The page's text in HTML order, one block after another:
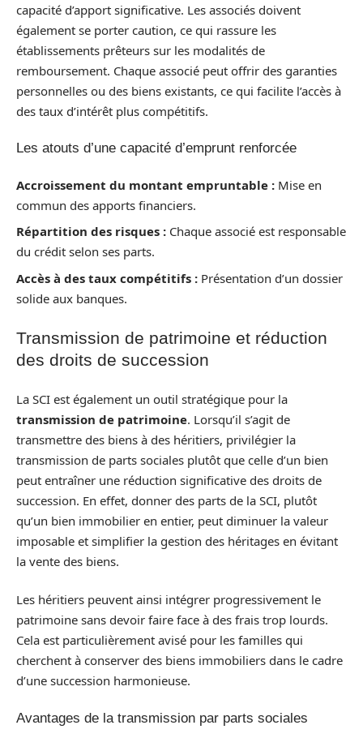
capacité d’apport significative. Les associés doivent
également se porter caution, ce qui rassure les
établissements prêteurs sur les modalités de
remboursement. Chaque associé peut offrir des garanties
personnelles ou des biens existants, ce qui facilite l’accès à
des taux d’intérêt plus compétitifs.
Les atouts d’une capacité d’emprunt renforcée
Accroissement du montant empruntable : Mise en
commun des apports financiers.
Répartition des risques : Chaque associé est responsable
du crédit selon ses parts.
Accès à des taux compétitifs : Présentation d’un dossier
solide aux banques.
Transmission de patrimoine et réduction
des droits de succession
La SCI est également un outil stratégique pour la
transmission de patrimoine. Lorsqu’il s’agit de
transmettre des biens à des héritiers, privilégier la
transmission de parts sociales plutôt que celle d’un bien
peut entraîner une réduction significative des droits de
succession. En effet, donner des parts de la SCI, plutôt
qu’un bien immobilier en entier, peut diminuer la valeur
imposable et simplifier la gestion des héritages en évitant
la vente des biens.
Les héritiers peuvent ainsi intégrer progressivement le
patrimoine sans devoir faire face à des frais trop lourds.
Cela est particulièrement avisé pour les familles qui
cherchent à conserver des biens immobiliers dans le cadre
d’une succession harmonieuse.
Avantages de la transmission par parts sociales